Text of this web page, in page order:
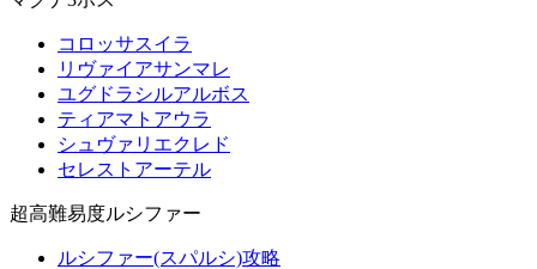
コロッサスイラ
リヴァイアサンマレ
ユグドラシルアルボス
ティアマトアウラ
シュヴァリエクレド
セレストアーテル
超高難易度ルシファー
ルシファー(スパルシ)攻略